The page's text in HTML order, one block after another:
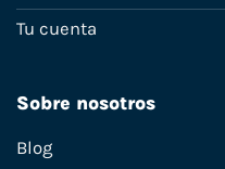
Tu cuenta
Sobre nosotros
Blog